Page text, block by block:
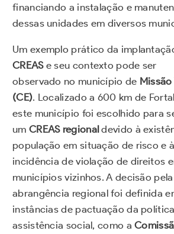
financiando a instalação e
dessas unidades em diversos
Um exemplo prático da
CREASe seu contexto pode ser
observado no município de Missão
(CE). Localizado a 600 km de
este município foi escolhido para
um CREAS regionaldevido à
população em situação de risco e
incidência de violação de direitos
municípios vizinhos. A decisão pela
abrangência regional foi definida
instâncias de pactuação da
assistência social, como a